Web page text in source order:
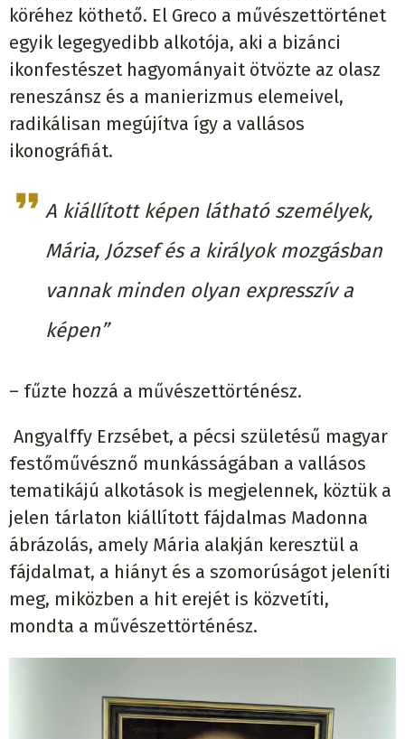
köréhez köthető. El Greco a művészettörténet
egyik legegyedibb alkotója, aki a bizánci
ikonfestészet hagyományait ötvözte az olasz
reneszánsz és a manierizmus elemeivel,
radikálisan megújítva így a vallásos
ikonográfiát.
A kiállított képen látható személyek,
Mária, József és a királyok mozgásban
vannak minden olyan expresszív a
képen”
– fűzte hozzá a művészettörténész.
Angyalffy Erzsébet, a pécsi születésű magyar
festőművésznő munkásságában a vallásos
tematikájú alkotások is megjelennek, köztük a
jelen tárlaton kiállított fájdalmas Madonna
ábrázolás, amely Mária alakján keresztül a
fájdalmat, a hiányt és a szomorúságot jeleníti
meg, miközben a hit erejét is közvetíti,
mondta a művészettörténész.